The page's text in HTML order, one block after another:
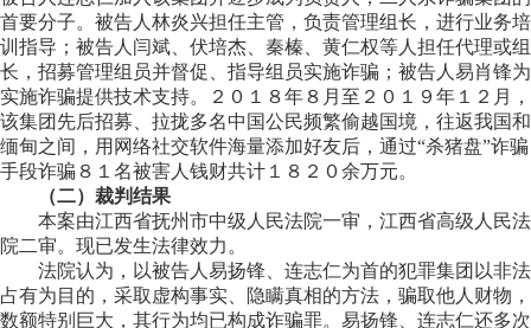
首要分子。被告人林炎兴担任主管，负责管理组长，进行业务培
训指导；被告人闫斌、伏培杰、秦榛、黄仁权等人担任代理或组
长，招募管理组员并督促、指导组员实施诈骗；被告人易肖锋为
实施诈骗提供技术支持。２０１８年８月至２０１９年１２月，
该集团先后招募、拉拢多名中国公民频繁偷越国境，往返我国和
缅甸之间，用网络社交软件海量添加好友后，通过“杀猪盘”诈骗
手段诈骗８１名被害人钱财共计１８２０余万元。
（二）裁判结果
本案由江西省抚州市中级人民法院一审，江西省高级人民法
院二审。现已发生法律效力。
法院认为，以被告人易扬锋、连志仁为首的犯罪集团以非法
占有为目的，采取虚构事实、隐瞒真相的方法，骗取他人财物，
数额特别巨大，其行为均已构成诈骗罪。易扬锋、连志仁还多次